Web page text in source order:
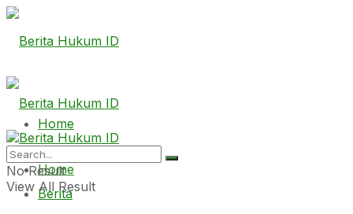
Home
Berita
Home
No Result
View All Result